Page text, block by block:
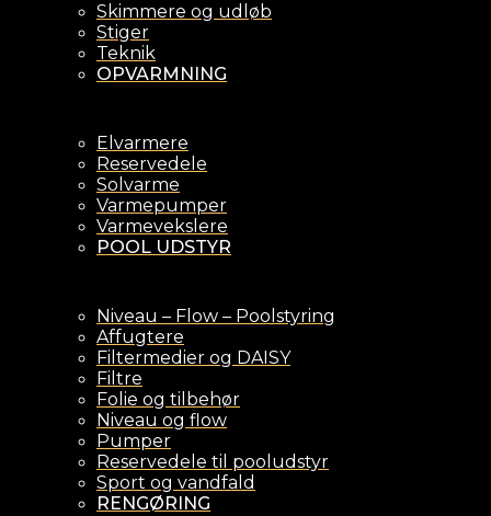
Skimmere og udløb
Stiger
Teknik
OPVARMNING
Elvarmere
Reservedele
Solvarme
Varmepumper
Varmevekslere
POOL UDSTYR
Niveau – Flow – Poolstyring
Affugtere
Filtermedier og DAISY
Filtre
Folie og tilbehør
Niveau og flow
Pumper
Reservedele til pooludstyr
Sport og vandfald
RENGØRING